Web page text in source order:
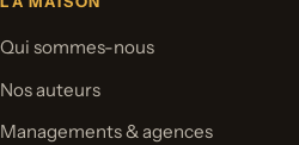
Qui sommes-nous
Nos auteurs
Managements & agences